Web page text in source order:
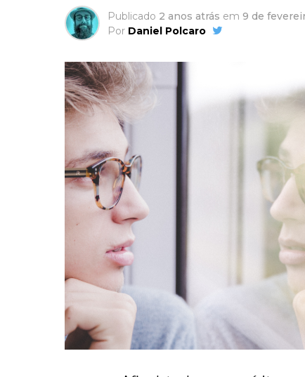
Publicado 2 anos atrás em 9 de
Por Daniel Polcaro